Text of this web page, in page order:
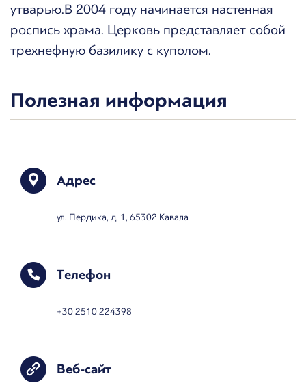
утварью.В 2004 году начинается настенная
роспись храма. Церковь представляет собой
трехнефную базилику с куполом.
Полезная информация
Адрес
ул. Пердика, д. 1, 65302 Кавала
Телефон
+30 2510 224398
Веб-сайт